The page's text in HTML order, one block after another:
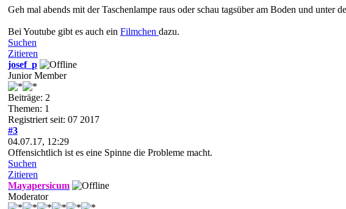
Geh mal abends mit der Taschenlampe raus oder schau tagsüber am Boden und unter
Bei Youtube gibt es auch ein Filmchen dazu.
Suchen
Zitieren
josef_p
Junior Member
Beiträge: 2
Themen: 1
Registriert seit: 07 2017
#3
04.07.17, 12:29
Offensichtlich ist es eine Spinne die Probleme macht.
Suchen
Zitieren
Mayapersicum
Moderator